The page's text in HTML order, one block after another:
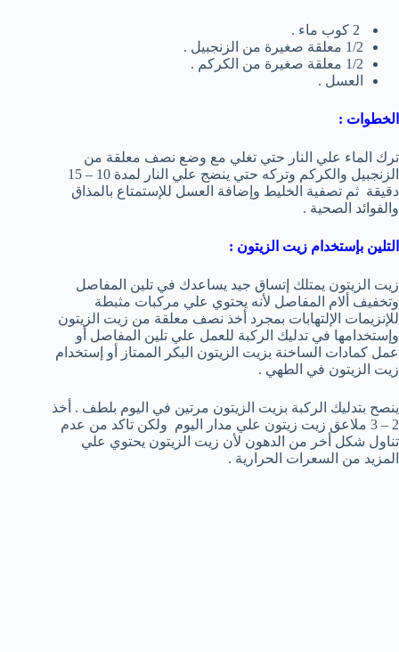
1/2 معلقة صغيرة من الزنجبيل .
1/2 معلقة صغيرة من الكركم .
العسل .
الخطوات :
ترك الماء علي النار حتي تغلي مع وضع نصف معلقة من
الزنجبيل والكركم وتركه حتي ينضج علي النار لمدة 10 – 15
دقيقة ثم تصفية الخليط وإضافة العسل للإستمتاع بالمذاق
والفوائد الصحية .
التلين بإستخدام زيت الزيتون :
زيت الزيتون يمتلك إتساق جيد يساعدك في تلين المفاصل
وتخفيف ألام المفاصل لأنه يحتوي علي مركبات مثبطة
للإنزيمات الإلتهابات بمجرد أخذ نصف معلقة من زيت الزيتون
وإستخدامها في تدليك الركبة للعمل علي تلين المفاصل أو
عمل كمادات الساخنة بزيت الزيتون البكر الممتاز أو إستخدام
زيت الزيتون في الطهي .
ينصح بتدليك الركبة بزيت الزيتون مرتين في اليوم بلطف . أخذ
2 – 3 ملاعق زيت زيتون علي مدار اليوم ولكن تاكد من عدم
تناول شكل أخر من الدهون لأن زيت الزيتون يحتوي علي
المزيد من السعرات الحرارية .